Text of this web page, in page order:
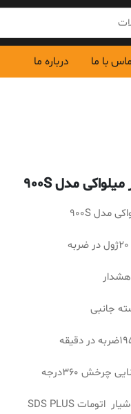
با ما درباره ما
جانبی
360درجه